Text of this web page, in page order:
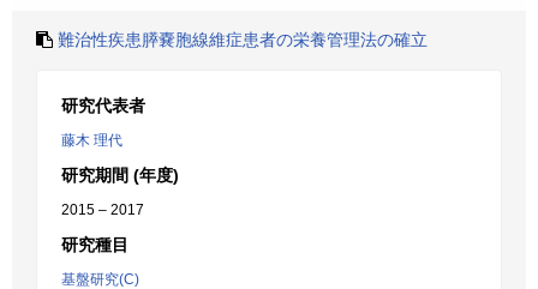
難治性疾患膵嚢胞線維症患者の栄養管理法の確立
研究代表者
藤木 理代
研究期間 (年度)
2015 – 2017
研究種目
基盤研究(C)